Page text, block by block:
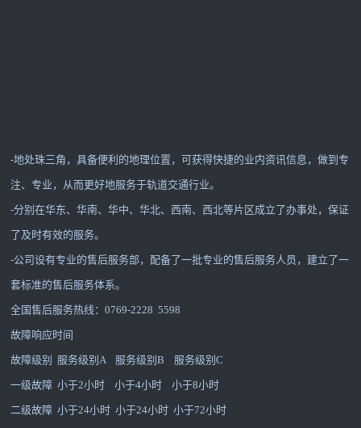
-地处珠三角，具备便利的地理位置，可获得快捷的业内资讯信息，做到专
注、专业，从而更好地服务于轨道交通行业。
-分别在华东、华南、华中、华北、西南、西北等片区成立了办事处，保证
了及时有效的服务。
-公司设有专业的售后服务部，配备了一批专业的售后服务人员，建立了一
套标准的售后服务体系。
全国售后服务热线：0769-2228 5598
故障响应时间
故障级别 服务级别A 服务级别B 服务级别C
一级故障 小于2小时 小于4小时 小于8小时
二级故障 小于24小时 小于24小时 小于72小时